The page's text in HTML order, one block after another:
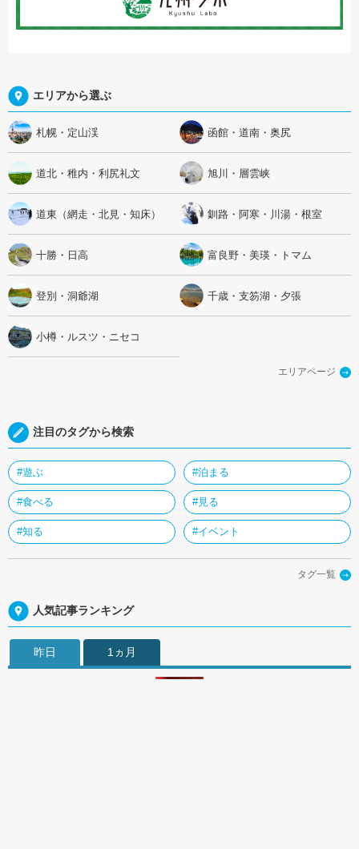
エリアから選ぶ
札幌・定山渓 函館・道南・奥尻
道北・稚内・利尻礼文 旭川・層雲峡
道東（網走・北見・知床） 釧路・阿寒・川湯・根室
十勝・日高 富良野・美瑛・トマム
登別・洞爺湖 千歳・支笏湖・夕張
小樽・ルスツ・ニセコ
エリアページ
注目のタグから検索
#遊ぶ #泊まる
#食べる #見る
#知る #イベント
タグ一覧
人気記事ランキング
昨日 1ヵ月